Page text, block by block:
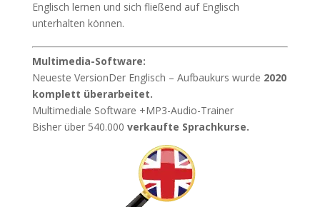
Englisch lernen und sich fließend auf Englisch
unterhalten können.
Multimedia-Software:
Neueste VersionDer Englisch – Aufbaukurs wurde 2020
komplett überarbeitet.
Multimediale Software +MP3-Audio-Trainer
Bisher über 540.000 verkaufte Sprachkurse.